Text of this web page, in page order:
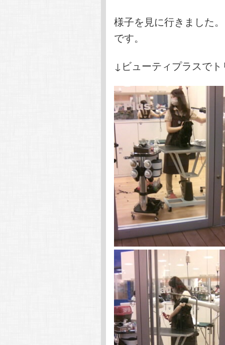
様子を見に行きました
です。
↓ビューティプラスで